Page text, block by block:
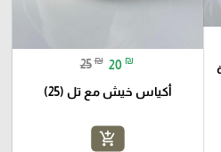
25 ₪ 20 ₪
أكياس خيش مع تل (25)
add_shopping_cart